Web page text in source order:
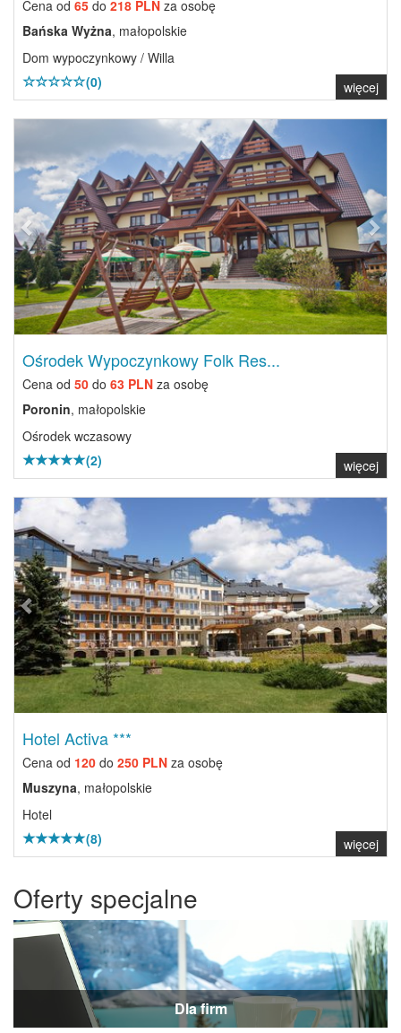
Cena od 65 do 218 PLN za osobę
Bańska Wyżna, małopolskie
Dom wypoczynkowy / Willa
(0)
więcej
Ośrodek Wypoczynkowy Folk Res...
Cena od 50 do 63 PLN za osobę
Poronin, małopolskie
Ośrodek wczasowy
(2)
więcej
Previous Next
Hotel Activa ***
Cena od 120 do 250 PLN za osobę
Muszyna, małopolskie
Hotel
(8)
więcej
Oferty specjalne
Dla firm